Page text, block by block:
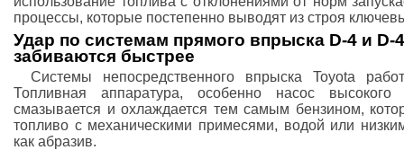
процессы, которые постепенно выводят из строя
Удар по системам прямого впрыска D-4 и
забиваются быстрее
Системы непосредственного впрыска Toyota
Топливная аппаратура, особенно насос
смазывается и охлаждается тем самым бензином,
топливо с механическими примесями, водой или
как абразив.